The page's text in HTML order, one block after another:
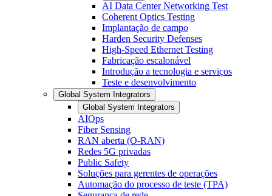
AI Data Center Networking Test
Coherent Optics Testing
Implantação de campo
Harden Security Defenses
High-Speed Ethernet Testing
Fabricação escalonável
Introdução a tecnologia e serviços
Teste e desenvolvimento
Global System Integrators
Global System Integrators
AIOps
Fiber Sensing
RAN aberta (O-RAN)
Redes 5G privadas
Public Safety
Soluções para gerentes de operações
Automação do processo de teste (TPA)